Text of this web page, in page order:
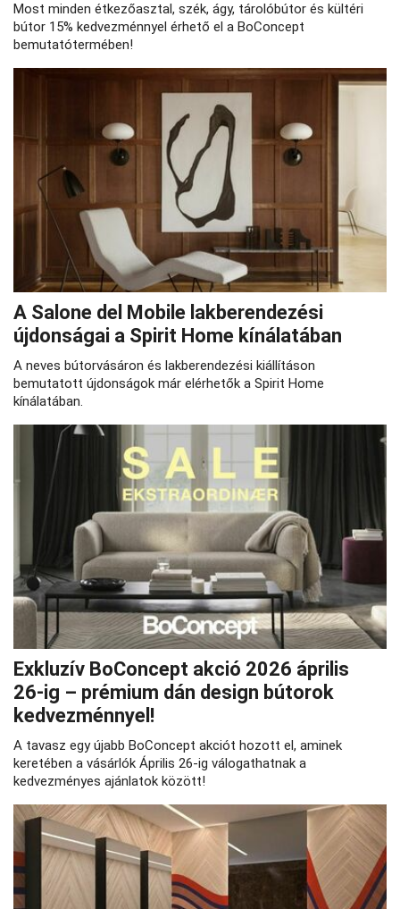
Most minden étkezőasztal, szék, ágy, tárolóbútor és kültéri
bútor 15% kedvezménnyel érhető el a BoConcept
bemutatótermében!
A Salone del Mobile lakberendezési
újdonságai a Spirit Home kínálatában
A neves bútorvásáron és lakberendezési kiállításon
bemutatott újdonságok már elérhetők a Spirit Home
kínálatában.
Exkluzív BoConcept akció 2026 április
26‑ig – prémium dán design bútorok
kedvezménnyel!
A tavasz egy újabb BoConcept akciót hozott el, aminek
keretében a vásárlók Április 26-ig válogathatnak a
kedvezményes ajánlatok között!